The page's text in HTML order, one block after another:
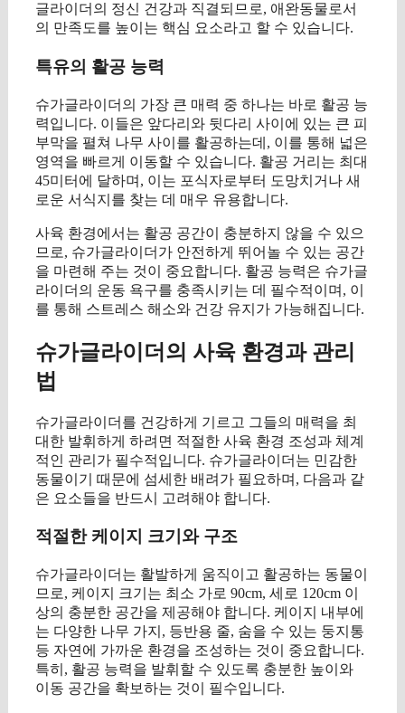
글라이더의 정신 건강과 직결되므로, 애완동물로서
의 만족도를 높이는 핵심 요소라고 할 수 있습니다.
특유의 활공 능력
슈가글라이더의 가장 큰 매력 중 하나는 바로 활공 능
력입니다. 이들은 앞다리와 뒷다리 사이에 있는 큰 피
부막을 펼쳐 나무 사이를 활공하는데, 이를 통해 넓은
영역을 빠르게 이동할 수 있습니다. 활공 거리는 최대
45미터에 달하며, 이는 포식자로부터 도망치거나 새
로운 서식지를 찾는 데 매우 유용합니다.
사육 환경에서는 활공 공간이 충분하지 않을 수 있으
므로, 슈가글라이더가 안전하게 뛰어놀 수 있는 공간
을 마련해 주는 것이 중요합니다. 활공 능력은 슈가글
라이더의 운동 욕구를 충족시키는 데 필수적이며, 이
를 통해 스트레스 해소와 건강 유지가 가능해집니다.
슈가글라이더의 사육 환경과 관리
법
슈가글라이더를 건강하게 기르고 그들의 매력을 최
대한 발휘하게 하려면 적절한 사육 환경 조성과 체계
적인 관리가 필수적입니다. 슈가글라이더는 민감한
동물이기 때문에 섬세한 배려가 필요하며, 다음과 같
은 요소들을 반드시 고려해야 합니다.
적절한 케이지 크기와 구조
슈가글라이더는 활발하게 움직이고 활공하는 동물이
므로, 케이지 크기는 최소 가로 90cm, 세로 120cm 이
상의 충분한 공간을 제공해야 합니다. 케이지 내부에
는 다양한 나무 가지, 등반용 줄, 숨을 수 있는 둥지통
등 자연에 가까운 환경을 조성하는 것이 중요합니다.
특히, 활공 능력을 발휘할 수 있도록 충분한 높이와
이동 공간을 확보하는 것이 필수입니다.